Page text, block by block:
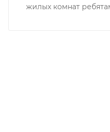
жилых комнат